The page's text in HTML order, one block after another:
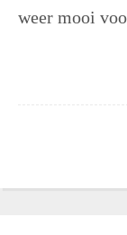
weer mooi